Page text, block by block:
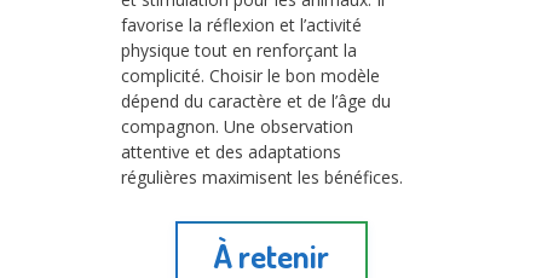
favorise la réflexion et l’activité
physique tout en renforçant la
complicité. Choisir le bon modèle
dépend du caractère et de l’âge du
compagnon. Une observation
attentive et des adaptations
régulières maximisent les bénéfices.
À retenir